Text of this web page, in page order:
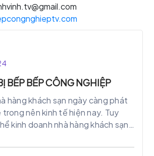
BẾP BẾP CÔNG NGHIỆP
hàng khách sạn ngày càng phát
trong nên kinh tế hiện nay. Tuy
kinh doanh nhà hàng khách sạn
tiết chế và cái gì cần đầu tư ngay